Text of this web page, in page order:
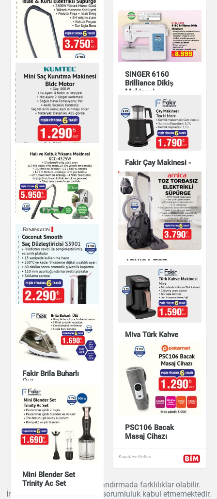
SAMSUNG
VC07R302MVB/TR
Cyclone Süpürge
Küçük Ev Aletleri
Heifer Personel
Blender
Küçük Ev Aletleri
Karayel ET15200
Islak & Kuru Elektrikli
Süpürge
Küçük Ev Aletleri
SINGER 6160
Brilliance Dikiş
Makinesi
Küçük Ev Aletleri
KUMTEL Mini Saç
Kurutma Makinesi
Bldc Motor
Küçük Ev Aletleri
Fakir Çay Makinesi -
Tea N More
Küçük Ev Aletleri
Halı ve Koltuk
Yıkama Makinesi
Küçük Ev Aletleri
ARNICA TOZ
TORBASIZ
ELEKTRİKLİ
SÜPÜRGE
Küçük Ev Aletleri
Remington Coconut
Smooth Saç
Düzleştiricisi S5901
Miva Türk Kahve
Makinesi
Fakir Brila Buharlı
Ütü
Küçük Ev Aletleri
PSC106 Bacak
Masaj Cihazı
Küçük Ev Aletleri
Mini Blender Set
Trinity Ac Set
Ürün bilgilerinde ve fiyatlandırmada farklılıklar olabilir.
İndirimdemarket bu konuda sorumluluk kabul etmemektedir.